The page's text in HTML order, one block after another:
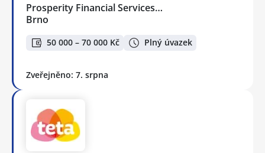
Prosperity Financial Services…
Brno
50 000 – 70 000 Kč Plný úvazek
Zveřejněno: 7. srpna